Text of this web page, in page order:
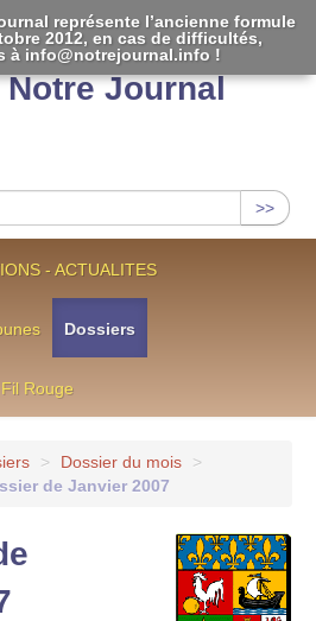
Notre Journal
>>
- ACTUALITES
Dossiers
Fil Rouge
> Dossier du mois
>
de Janvier 2007
représente l’ancienne formule
2012, en cas de difficultés,
à info@notrejournal.info !